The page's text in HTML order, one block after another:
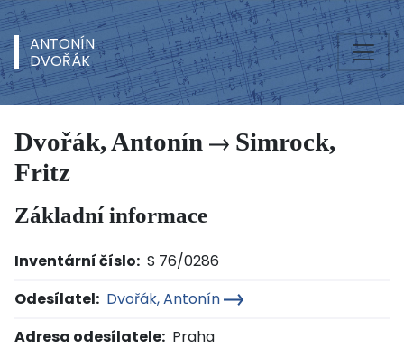
ANTONÍN
DVOŘÁK
Dvořák, Antonín
Simrock,
Fritz
Základní informace
Inventární číslo: S 76/0286
Odesílatel: Dvořák, Antonín
Adresa odesílatele: Praha